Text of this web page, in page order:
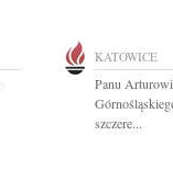
KATOWICE
Panu
szczere...